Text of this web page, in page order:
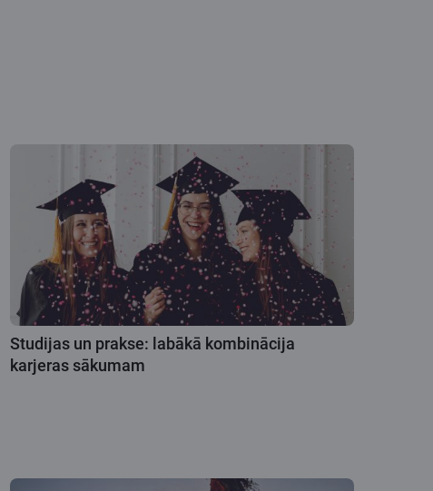
Studijas un prakse: labākā kombinācija
karjeras sākumam